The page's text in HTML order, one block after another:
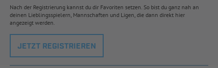
Nach der Registrierung kannst du dir Favoriten setzen. So bist du ganz nah an
deinen Lieblingsspielern, Mannschaften und Ligen, die dann direkt hier
angezeigt werden.
JETZT REGISTRIEREN